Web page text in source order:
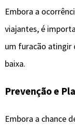
Embora a
viajantes, é
um furacão atingir
baixa.
Prevenção e
Embora a chance